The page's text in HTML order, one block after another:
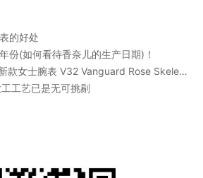
的好处
份(如何看待香奈儿的生产日期)！
款女士腕表 V32 Vanguard Rose Skeleton
工艺已是无可挑剔